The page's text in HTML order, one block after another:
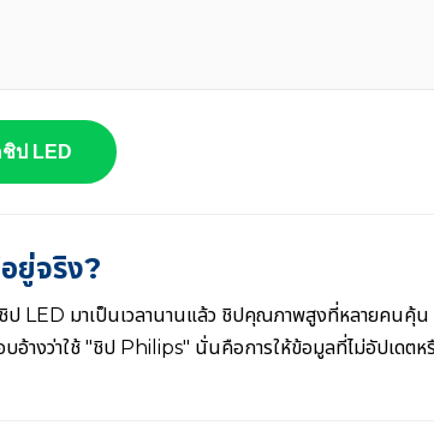
ป LED
ยู่จริง?
ป LED มาเป็นเวลานานแล้ว ชิปคุณภาพสูงที่หลายคนคุ้น
บอ้างว่าใช้ "ชิป Philips" นั่นคือการให้ข้อมูลที่ไม่อัปเดตห